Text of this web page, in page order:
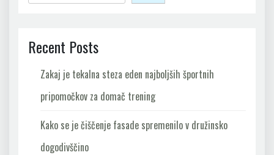
Recent Posts
Zakaj je tekalna steza eden najboljših športnih
pripomočkov za domač trening
Kako se je čiščenje fasade spremenilo v družinsko
dogodivščino